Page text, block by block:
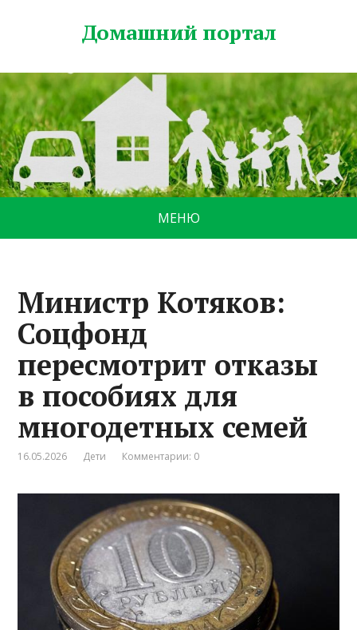
Домашний портал
МЕНЮ
Министр Котяков:
Соцфонд
пересмотрит отказы
в пособиях для
многодетных семей
16.05.2026 Дети Комментарии: 0